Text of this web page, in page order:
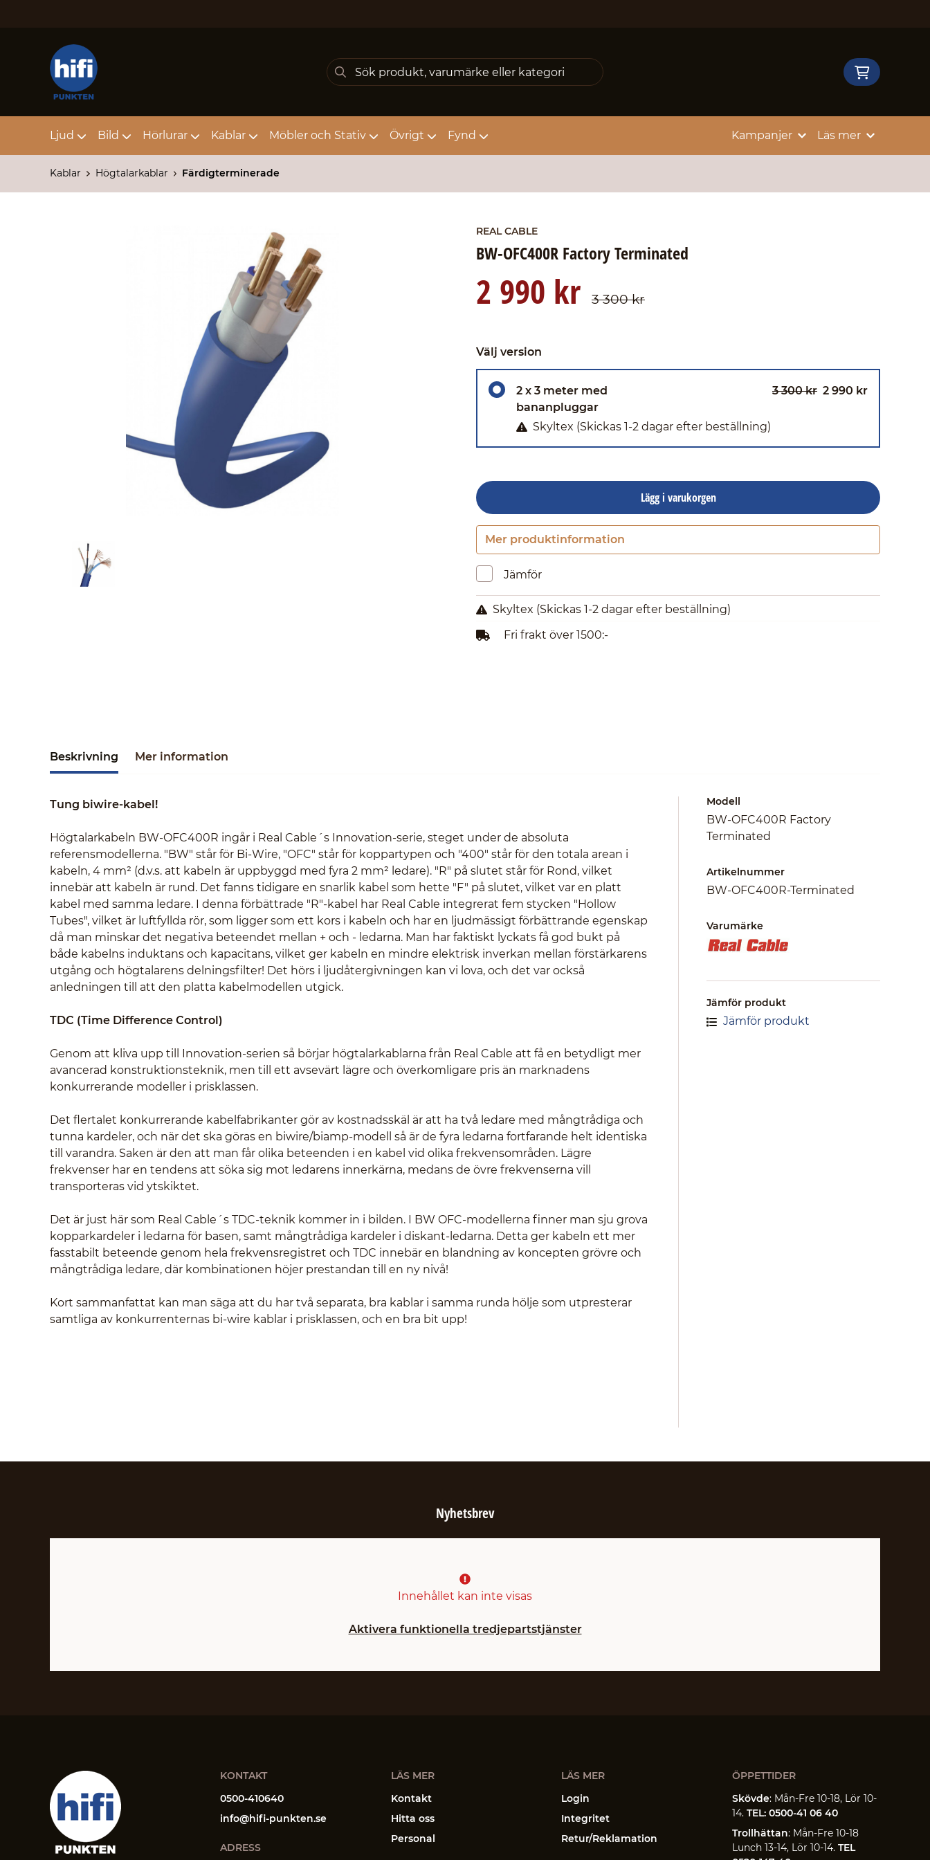
Ljud Bild Hörlurar Kablar Möbler och Stativ Övrigt Fynd Kampanjer Läs mer
Kablar Högtalarkablar Färdigterminerade
REAL CABLE
BW-OFC400R Factory Terminated
2 990 kr 3 300 kr
Välj version
2 x 3 meter med
bananpluggar
2 990 kr
3 300 kr
Skyltex (Skickas 1-2 dagar efter beställning)
Lägg i varukorgen
Mer produktinformation
Jämför
Skyltex (Skickas 1-2 dagar efter beställning)
Fri frakt över 1500:-
Beskrivning Mer information
Tung biwire-kabel!
Högtalarkabeln BW-OFC400R ingår i Real Cable´s Innovation-serie, steget under de absoluta
referensmodellerna. "BW" står för Bi-Wire, "OFC" står för koppartypen och "400" står för den totala arean i
kabeln, 4 mm² (d.v.s. att kabeln är uppbyggd med fyra 2 mm² ledare). "R" på slutet står för Rond, vilket
innebär att kabeln är rund. Det fanns tidigare en snarlik kabel som hette "F" på slutet, vilket var en platt
kabel med samma ledare. I denna förbättrade "R"-kabel har Real Cable integrerat fem stycken "Hollow
Tubes", vilket är luftfyllda rör, som ligger som ett kors i kabeln och har en ljudmässigt förbättrande egenskap
då man minskar det negativa beteendet mellan + och - ledarna. Man har faktiskt lyckats få god bukt på
både kabelns induktans och kapacitans, vilket ger kabeln en mindre elektrisk inverkan mellan förstärkarens
utgång och högtalarens delningsfilter! Det hörs i ljudåtergivningen kan vi lova, och det var också
anledningen till att den platta kabelmodellen utgick.
TDC (Time Difference Control)
Genom att kliva upp till Innovation-serien så börjar högtalarkablarna från Real Cable att få en betydligt mer
avancerad konstruktionsteknik, men till ett avsevärt lägre och överkomligare pris än marknadens
konkurrerande modeller i prisklassen.
Det flertalet konkurrerande kabelfabrikanter gör av kostnadsskäl är att ha två ledare med mångtrådiga och
tunna kardeler, och när det ska göras en biwire/biamp-modell så är de fyra ledarna fortfarande helt identiska
till varandra. Saken är den att man får olika beteenden i en kabel vid olika frekvensområden. Lägre
frekvenser har en tendens att söka sig mot ledarens innerkärna, medans de övre frekvenserna vill
transporteras vid ytskiktet.
Det är just här som Real Cable´s TDC-teknik kommer in i bilden. I BW OFC-modellerna finner man sju grova
kopparkardeler i ledarna för basen, samt mångtrådiga kardeler i diskant-ledarna. Detta ger kabeln ett mer
fasstabilt beteende genom hela frekvensregistret och TDC innebär en blandning av koncepten grövre och
mångtrådiga ledare, där kombinationen höjer prestandan till en ny nivå!
Kort sammanfattat kan man säga att du har två separata, bra kablar i samma runda hölje som utpresterar
samtliga av konkurrenternas bi-wire kablar i prisklassen, och en bra bit upp!
Modell
BW-OFC400R Factory
Terminated
Artikelnummer
BW-OFC400R-Terminated
Varumärke
Jämför produkt
Jämför produkt
Nyhetsbrev
Innehållet kan inte visas
Aktivera funktionella tredjepartstjänster
KONTAKT
0500-410640
info@hifi-punkten.se
ADRESS
LÄS MER
Kontakt
Hitta oss
Personal
LÄS MER
Login
Integritet
Retur/Reklamation
ÖPPETTIDER
Skövde: Mån-Fre 10-18, Lör 10-
14.TEL: 0500-41 06 40
Trollhättan: Mån-Fre 10-18
Lunch 13-14, Lör 10-14.TEL